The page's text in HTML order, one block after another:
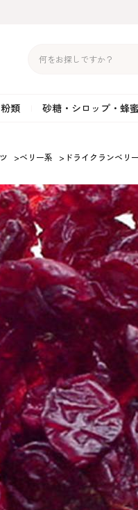
ーム・ホイップクリーム
卵白
トニング
類
ライ麦粉・セモリナ粉
砂糖・シロップ・蜂
砂糖
黒糖・ブラ
カラメル加
砂糖・シロップ・蜂
蜜
凝
調味料・食材・野菜
加工品
コー
>ベリー系 > ドライクランベリ